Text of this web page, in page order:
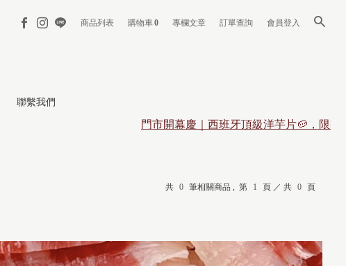
商品列表 購物車0 專欄文章 訂單查詢 會員登入
聯繫我們
門市開幕慶｜西班牙頂級洋芋片🥔，限時買一
共 0 筆相關商品 , 第 1 頁 ／ 共 0 頁